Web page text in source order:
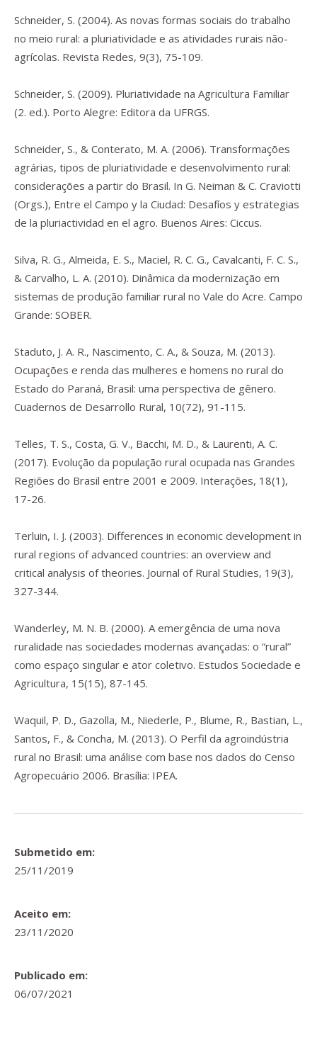
Schneider, S. (2004). As novas formas sociais do trabalho
no meio rural: a pluriatividade e as atividades rurais não-
agrícolas. Revista Redes, 9(3), 75-109.
Schneider, S. (2009). Pluriatividade na Agricultura Familiar
(2. ed.). Porto Alegre: Editora da UFRGS.
Schneider, S., & Conterato, M. A. (2006). Transformações
agrárias, tipos de pluriatividade e desenvolvimento rural:
considerações a partir do Brasil. In G. Neiman & C. Craviotti
(Orgs.), Entre el Campo y la Ciudad: Desafíos y estrategias
de la pluriactividad en el agro. Buenos Aires: Ciccus.
Silva, R. G., Almeida, E. S., Maciel, R. C. G., Cavalcanti, F. C. S.,
& Carvalho, L. A. (2010). Dinâmica da modernização em
sistemas de produção familiar rural no Vale do Acre. Campo
Grande: SOBER.
Staduto, J. A. R., Nascimento, C. A., & Souza, M. (2013).
Ocupações e renda das mulheres e homens no rural do
Estado do Paraná, Brasil: uma perspectiva de gênero.
Cuadernos de Desarrollo Rural, 10(72), 91-115.
Telles, T. S., Costa, G. V., Bacchi, M. D., & Laurenti, A. C.
(2017). Evolução da população rural ocupada nas Grandes
Regiões do Brasil entre 2001 e 2009. Interações, 18(1),
17-26.
Terluin, I. J. (2003). Differences in economic development in
rural regions of advanced countries: an overview and
critical analysis of theories. Journal of Rural Studies, 19(3),
327-344.
Wanderley, M. N. B. (2000). A emergência de uma nova
ruralidade nas sociedades modernas avançadas: o “rural”
como espaço singular e ator coletivo. Estudos Sociedade e
Agricultura, 15(15), 87-145.
Waquil, P. D., Gazolla, M., Niederle, P., Blume, R., Bastian, L.,
Santos, F., & Concha, M. (2013). O Perfil da agroindústria
rural no Brasil: uma análise com base nos dados do Censo
Agropecuário 2006. Brasília: IPEA.
Submetido em:
25/11/2019
Aceito em:
23/11/2020
Publicado em:
06/07/2021